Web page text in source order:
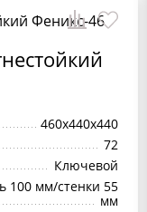
460x440x440
72
Ключевой
100 мм/стенки 55
мм